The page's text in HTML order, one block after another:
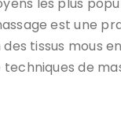
est une
tissus mous
de